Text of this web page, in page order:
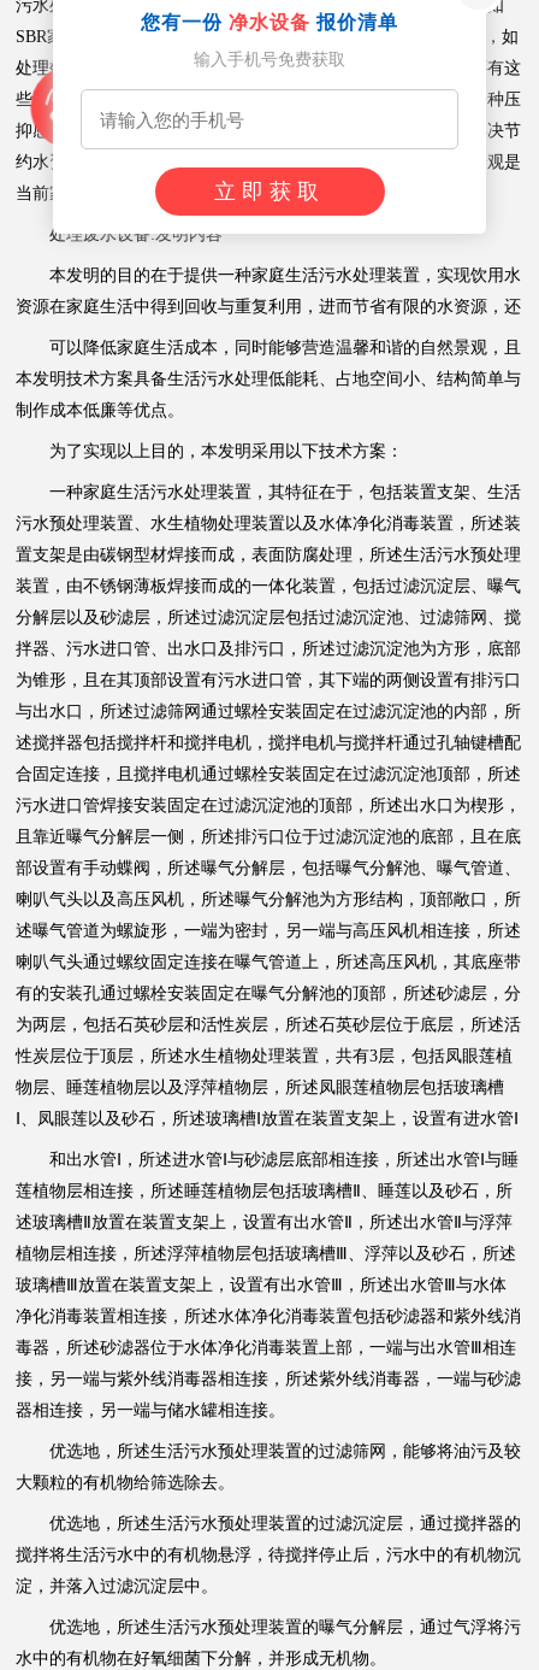
污水处理费用，虽然市场上出现了一些家庭生活污水处理系统，如
SBR家庭生活污水处理设备等，但在实际运行中总出现一些问题，如
处理效果较差，占地空间大，高能耗以及系统运行不稳定等，还有这
些设备缺乏自然景观色彩，放置在家庭中给人们在精神上总有一种压
抑感。因此，如何研制一种家庭生活污水处理系统，不仅能够解决节
约水资源，降低家庭生活成本，且又能够营造温馨和谐的自然景观是
当前家庭生活污水处理亟待解决的问题。
处理废水设备:发明内容
本发明的目的在于提供一种家庭生活污水处理装置，实现饮用水
资源在家庭生活中得到回收与重复利用，进而节省有限的水资源，还
可以降低家庭生活成本，同时能够营造温馨和谐的自然景观，且
本发明技术方案具备生活污水处理低能耗、占地空间小、结构简单与
制作成本低廉等优点。
为了实现以上目的，本发明采用以下技术方案：
一种家庭生活污水处理装置，其特征在于，包括装置支架、生活
污水预处理装置、水生植物处理装置以及水体净化消毒装置，所述装
置支架是由碳钢型材焊接而成，表面防腐处理，所述生活污水预处理
装置，由不锈钢薄板焊接而成的一体化装置，包括过滤沉淀层、曝气
分解层以及砂滤层，所述过滤沉淀层包括过滤沉淀池、过滤筛网、搅
拌器、污水进口管、出水口及排污口，所述过滤沉淀池为方形，底部
为锥形，且在其顶部设置有污水进口管，其下端的两侧设置有排污口
与出水口，所述过滤筛网通过螺栓安装固定在过滤沉淀池的内部，所
述搅拌器包括搅拌杆和搅拌电机，搅拌电机与搅拌杆通过孔轴键槽配
合固定连接，且搅拌电机通过螺栓安装固定在过滤沉淀池顶部，所述
污水进口管焊接安装固定在过滤沉淀池的顶部，所述出水口为楔形，
且靠近曝气分解层一侧，所述排污口位于过滤沉淀池的底部，且在底
部设置有手动蝶阀，所述曝气分解层，包括曝气分解池、曝气管道、
喇叭气头以及高压风机，所述曝气分解池为方形结构，顶部敞口，所
述曝气管道为螺旋形，一端为密封，另一端与高压风机相连接，所述
喇叭气头通过螺纹固定连接在曝气管道上，所述高压风机，其底座带
有的安装孔通过螺栓安装固定在曝气分解池的顶部，所述砂滤层，分
为两层，包括石英砂层和活性炭层，所述石英砂层位于底层，所述活
性炭层位于顶层，所述水生植物处理装置，共有3层，包括凤眼莲植
物层、睡莲植物层以及浮萍植物层，所述凤眼莲植物层包括玻璃槽
Ⅰ、凤眼莲以及砂石，所述玻璃槽Ⅰ放置在装置支架上，设置有进水管Ⅰ
和出水管Ⅰ，所述进水管Ⅰ与砂滤层底部相连接，所述出水管Ⅰ与睡
莲植物层相连接，所述睡莲植物层包括玻璃槽Ⅱ、睡莲以及砂石，所
述玻璃槽Ⅱ放置在装置支架上，设置有出水管Ⅱ，所述出水管Ⅱ与浮萍
植物层相连接，所述浮萍植物层包括玻璃槽Ⅲ、浮萍以及砂石，所述
玻璃槽Ⅲ放置在装置支架上，设置有出水管Ⅲ，所述出水管Ⅲ与水体
净化消毒装置相连接，所述水体净化消毒装置包括砂滤器和紫外线消
毒器，所述砂滤器位于水体净化消毒装置上部，一端与出水管Ⅲ相连
接，另一端与紫外线消毒器相连接，所述紫外线消毒器，一端与砂滤
器相连接，另一端与储水罐相连接。
优选地，所述生活污水预处理装置的过滤筛网，能够将油污及较
大颗粒的有机物给筛选除去。
优选地，所述生活污水预处理装置的过滤沉淀层，通过搅拌器的
搅拌将生活污水中的有机物悬浮，待搅拌停止后，污水中的有机物沉
淀，并落入过滤沉淀层中。
优选地，所述生活污水预处理装置的曝气分解层，通过气浮将污
水中的有机物在好氧细菌下分解，并形成无机物。
您有一份 净水设备 报价清单
输入手机号免费获取
立即获取